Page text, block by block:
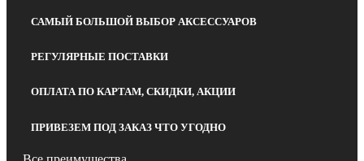
САМЫЙ БОЛЬШОЙ ВЫБОР АКСЕССУАРОВ
РЕГУЛЯРНЫЕ ПОСТАВКИ
ОПЛАТА ПО КАРТАМ, СКИДКИ, АКЦИИ
ПРИВЕЗЕМ ПОД ЗАКАЗ ЧТО УГОДНО